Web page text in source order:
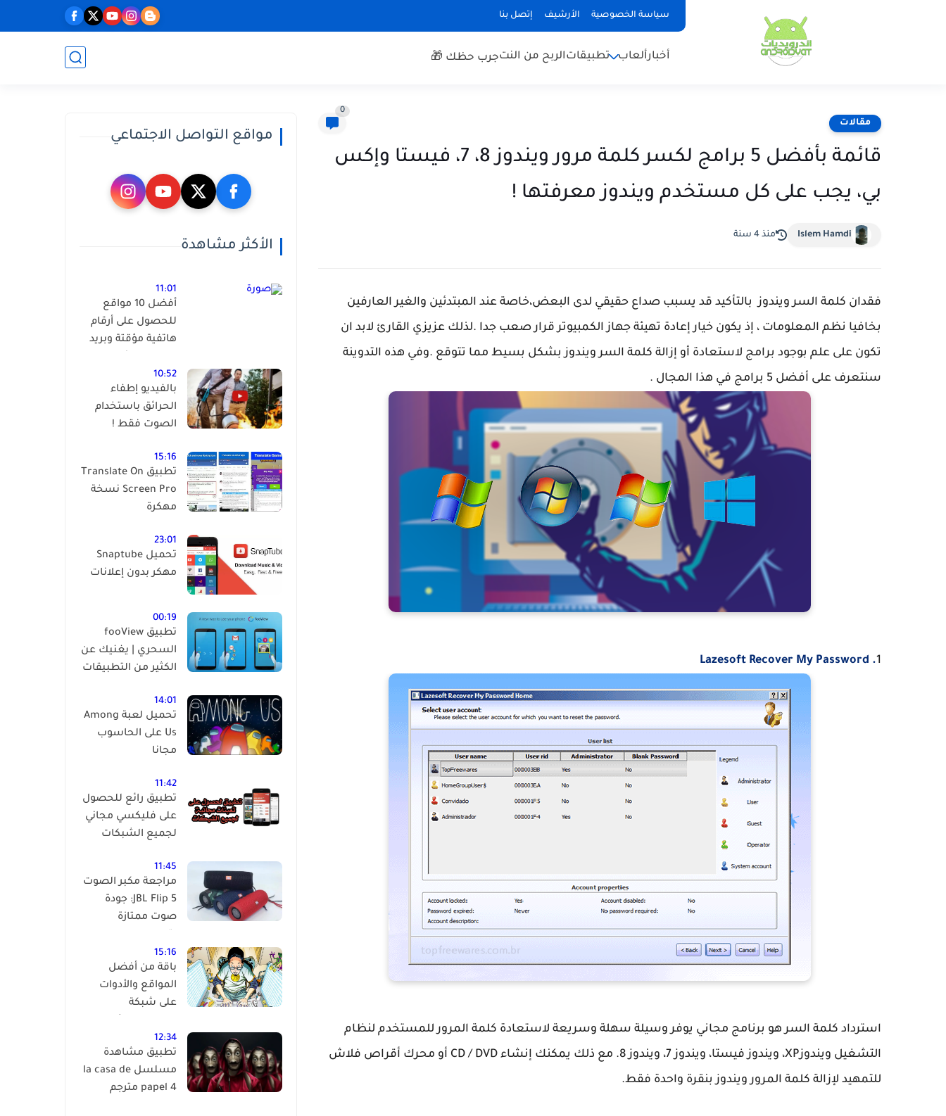
سياسة الخصوصية الأرشيف إتصل بنا
أخبارألعاب تطبيقاتالربح من النتجرب حظك 🎁
مقالات
0
قائمة بأفضل 5 برامج لكسر كلمة مرور ويندوز 8، 7، فيستا وإكس
بي، يجب على كل مستخدم ويندوز معرفتها !
Islem Hamdi منذ 4 سنة
فقدان كلمة السر ويندوز بالتأكيد قد يسبب صداع حقيقي لدى البعض،خاصة عند المبتدئين والغير العارفين
بخافيا نظم المعلومات ، إذ يكون خيار إعادة تهيئة جهاز الكمبيوتر قرار صعب جدا .لذلك عزيزي القارئ لابد ان
تكون على علم بوجود برامج لاستعادة أو إزالة كلمة السر ويندوز بشكل بسيط مما تتوقع .وفي هذه التدوينة
سنتعرف على أفضل 5 برامج في هذا المجال .
1
. Lazesoft Recover My Password
استرداد كلمة السر هو برنامج مجاني يوفر وسيلة سهلة وسريعة لاستعادة كلمة المرور للمستخدم لنظام
التشغيل ويندوزXP، ويندوز فيستا، ويندوز 7، ويندوز 8. مع ذلك يمكنك إنشاء CD / DVD أو محرك أقراص فلاش
للتمهيد لإزالة كلمة المرور ويندوز بنقرة واحدة فقط.
مواقع التواصل الاجتماعي
الأكثر مشاهدة
11:01
أفضل 10 مواقع
للحصول على أرقام
هاتفية مؤقتة وبريد
وبالمجان !
10:52
بالفيديو إطفاء
الحرائق باستخدام
الصوت فقط !
15:16
تطبيق Translate On
Screen Pro نسخة
مهكرة
23:01
تحميل Snaptube
مهكر بدون إعلانات
00:19
تطبيق fooView
السحري | يغنيك عن
الكثير من التطبيقات
14:01
تحميل لعبة Among
Us على الحاسوب
مجانا
11:42
تطبيق رائع للحصول
على فليكسي مجاني
لجميع الشبكات
11:45
مراجعة مكبر الصوت
JBL Flip 5: جودة
صوت ممتازة
15:16
باقة من أفضل
المواقع والأدوات
على شبكة
بنفسك ! (أكثر من
90 موقع )
12:34
تطبيق مشاهدة
مسلسل la casa de
papel 4 مترجم